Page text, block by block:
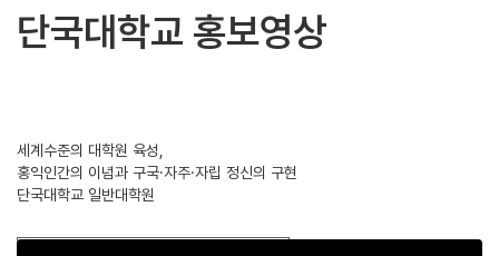
단국대학교 홍보영상
세계수준의 대학원 육성,
홍익인간의 이념과 구국·자주·자립 정신의 구현
단국대학교 일반대학원